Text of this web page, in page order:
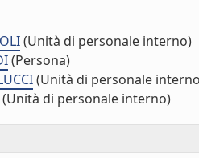
(Unità di personale interno)
(Persona)
(Unità di personale
(Unità di personale interno)